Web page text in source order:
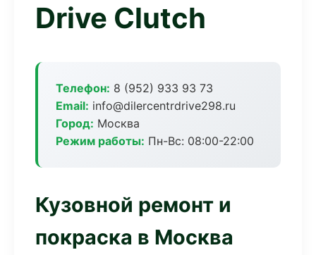
Drive Clutch
Телефон: 8 (952) 933 93 73
Email: info@dilercentrdrive298.ru
Город: Москва
Режим работы: Пн-Вс: 08:00-22:00
Кузовной ремонт и
покраска в Москва